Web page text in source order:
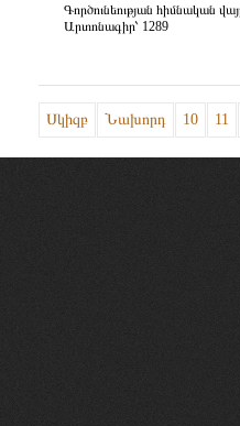
Գործունեության հիմնական
Արտոնագիր՝ 1289
Սկիզբ Նախորդ 10 11